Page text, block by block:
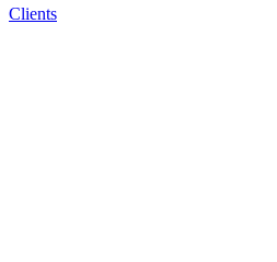
Clients